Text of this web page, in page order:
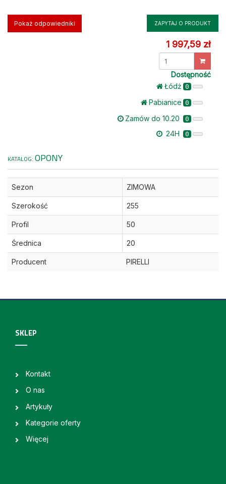
Pokaż odpowiedniki ZAPYTAJ O PRODUKT
1 997,59 zł
Dostępność
Łódż 0
Pabianice 0
Zamów do 10.20 0
24H 0
KATALOG: OPONY
Sezon ZIMOWA
Szerokość 255
Profil 50
Średnica 20
Producent PIRELLI
SKLEP
Kontakt
O nas
Artykuły
Kategorie oferty
Więcej